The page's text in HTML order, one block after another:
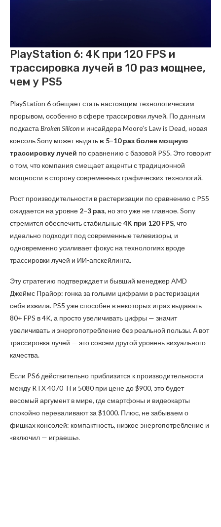
PlayStation 6: 4K при 120 FPS и
трассировка лучей в 10 раз мощнее,
чем у PS5
PlayStation 6 обещает стать настоящим технологическим
прорывом, особенно в сфере трассировки лучей. По данным
подкаста Broken Silicon и инсайдера Moore’s Law is Dead, новая
консоль Sony может выдать в 5–10 раз более мощную
трассировку лучей по сравнению с базовой PS5. Это говорит
о том, что компания смещает акценты с традиционной
мощности в сторону современных графических технологий.
Рост производительности в растеризации по сравнению с PS5
ожидается на уровне 2–3 раз, но это уже не главное. Sony
стремится обеспечить стабильные4K при 120 FPS, что
идеально подходит под современные телевизоры, и
одновременно усиливает фокус на технологиях вроде
трассировки лучей и ИИ-апскейлинга.
Эту стратегию подтверждает и бывший менеджер AMD
Джеймс Прайор: гонка за голыми цифрами в растеризации
себя изжила. PS5 уже способен в некоторых играх выдавать
80+ FPS в 4K, а просто увеличивать цифры — значит
увеличивать и энергопотребление без реальной пользы. А вот
трассировка лучей — это совсем другой уровень визуального
качества.
Если PS6 действительно приблизится к производительности
между RTX 4070 Ti и 5080 при цене до $900, это будет
весомый аргумент в мире, где смартфоны и видеокарты
спокойно переваливают за $1000. Плюс, не забываем о
фишках консолей: компактность, низкое энергопотребление и
«включил — играешь».